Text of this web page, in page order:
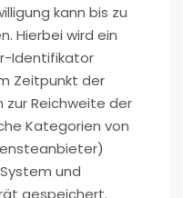
kann bis zu
Hierbei wird ein
Identifikator
Zeitpunkt der
zur Reichweite der
Kategorien von
und
gespeichert.